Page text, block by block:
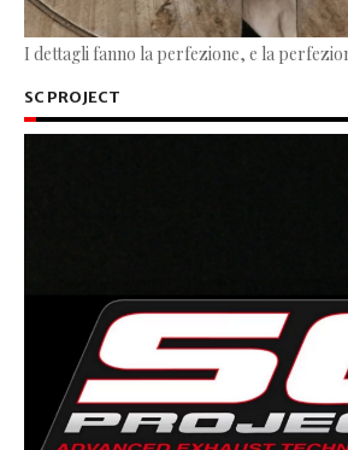
I dettagli fanno la perfezione, e la
SC PROJECT